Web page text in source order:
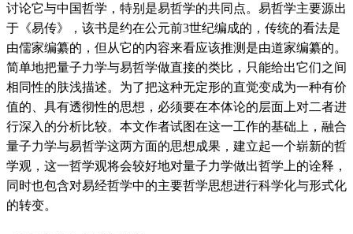
讨论它与中国哲学，特别是易哲学的共同点。易哲学主要源出
于《易传》，该书是约在公元前3世纪编成的，传统的看法是
由儒家编纂的，但从它的内容来看应该推测是由道家编纂的。
简单地把量子力学与易哲学做直接的类比，只能给出它们之间
相同性的肤浅描述。为了把这种无定形的直觉变成为一种有价
值的、具有透彻性的思想，必须要在本体论的层面上对二者进
行深入的分析比较。本文作者试图在这一工作的基础上，融合
量子力学与易哲学这两方面的思想成果，建立起一个崭新的哲
学观，这一哲学观将会较好地对量子力学做出哲学上的诠释，
同时也包含对易经哲学中的主要哲学思想进行科学化与形式化
的转变。